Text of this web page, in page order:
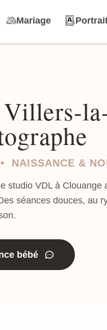
Mariage
Villers-
NAISSANCE &
studio VDL à Clouange
séances douces, au
bébé